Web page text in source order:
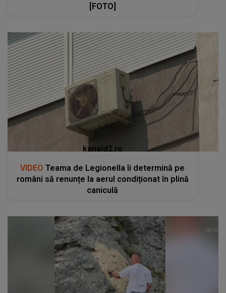
[FOTO]
kanald2.ro
VIDEO Teama de Legionella îi determină pe
români să renunțe la aerul condiționat în plină
caniculă